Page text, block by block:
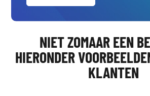
NIET ZOMAAR EEN
HIERONDER
KLANTEN